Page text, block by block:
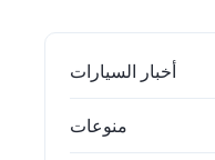
أخبار السيارات
منوعات